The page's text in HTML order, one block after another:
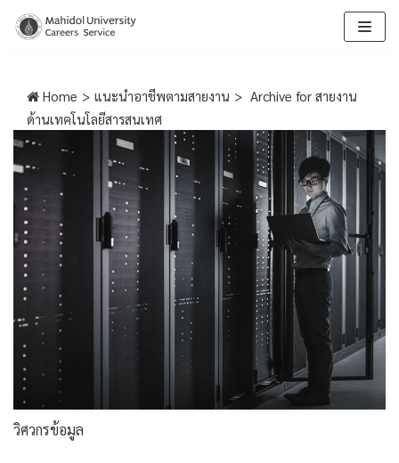
content
Home > แนะนำอาชีพตามสายงาน > Archive for สายงาน
ด้านเทคโนโลยีสารสนเทศ
วิศวกรข้อมูล